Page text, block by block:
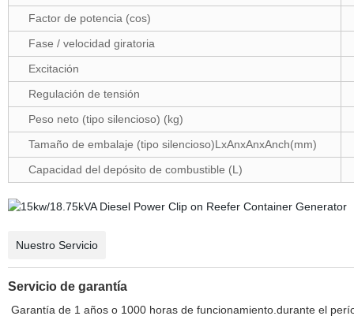
Factor de potencia (cos)
Fase / velocidad giratoria
Excitación
Regulación de tensión
Peso neto (tipo silencioso) (kg)
Tamaño de embalaje (tipo silencioso)LxAnxAnxAnch(mm)
Capacidad del depósito de combustible (L)
Nuestro Servicio
Servicio de garantía
Garantía de 1 años o 1000 horas de funcionamiento.durante el